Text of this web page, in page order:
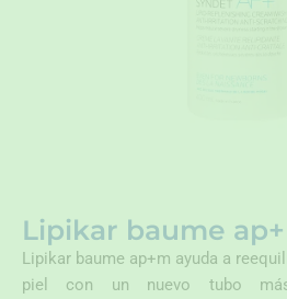
Lipikar baume
Lipikar baume ap+m ayuda a
piel con un nuevo tubo